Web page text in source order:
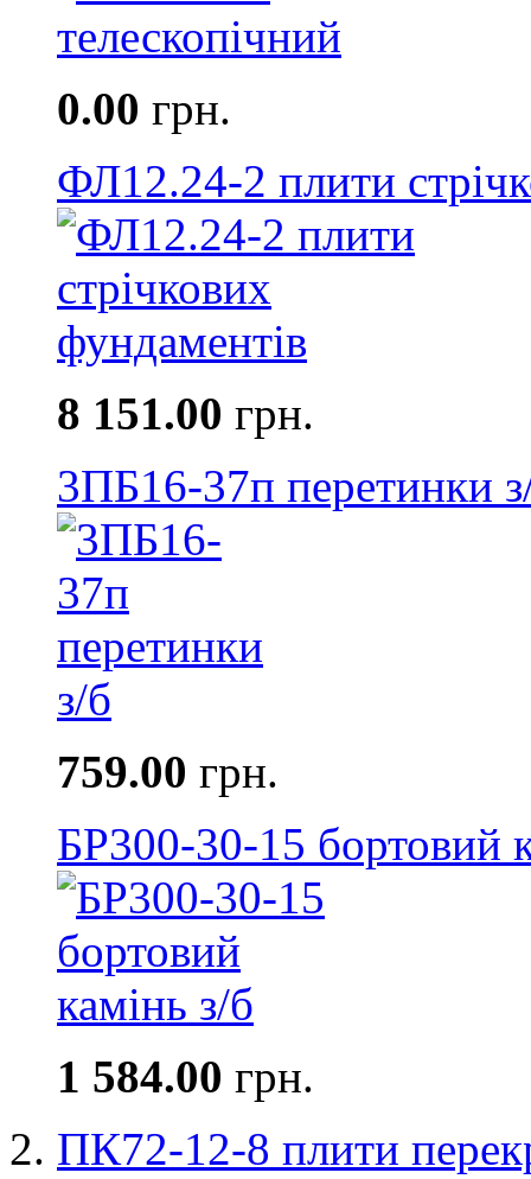
0.00 грн.
ФЛ12.24-2 плити
8 151.00 грн.
3ПБ16-37п перетинки
759.00 грн.
БР300-30-15 бортовий
1 584.00 грн.
ПК72-12-8 плити